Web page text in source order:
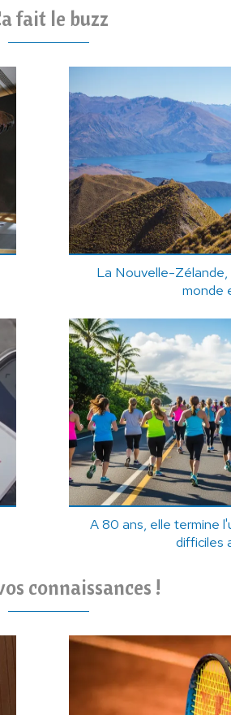
fait le buzz
La Nouvelle-Zélande,
monde
A 80 ans, elle termine
difficiles
connaissances !